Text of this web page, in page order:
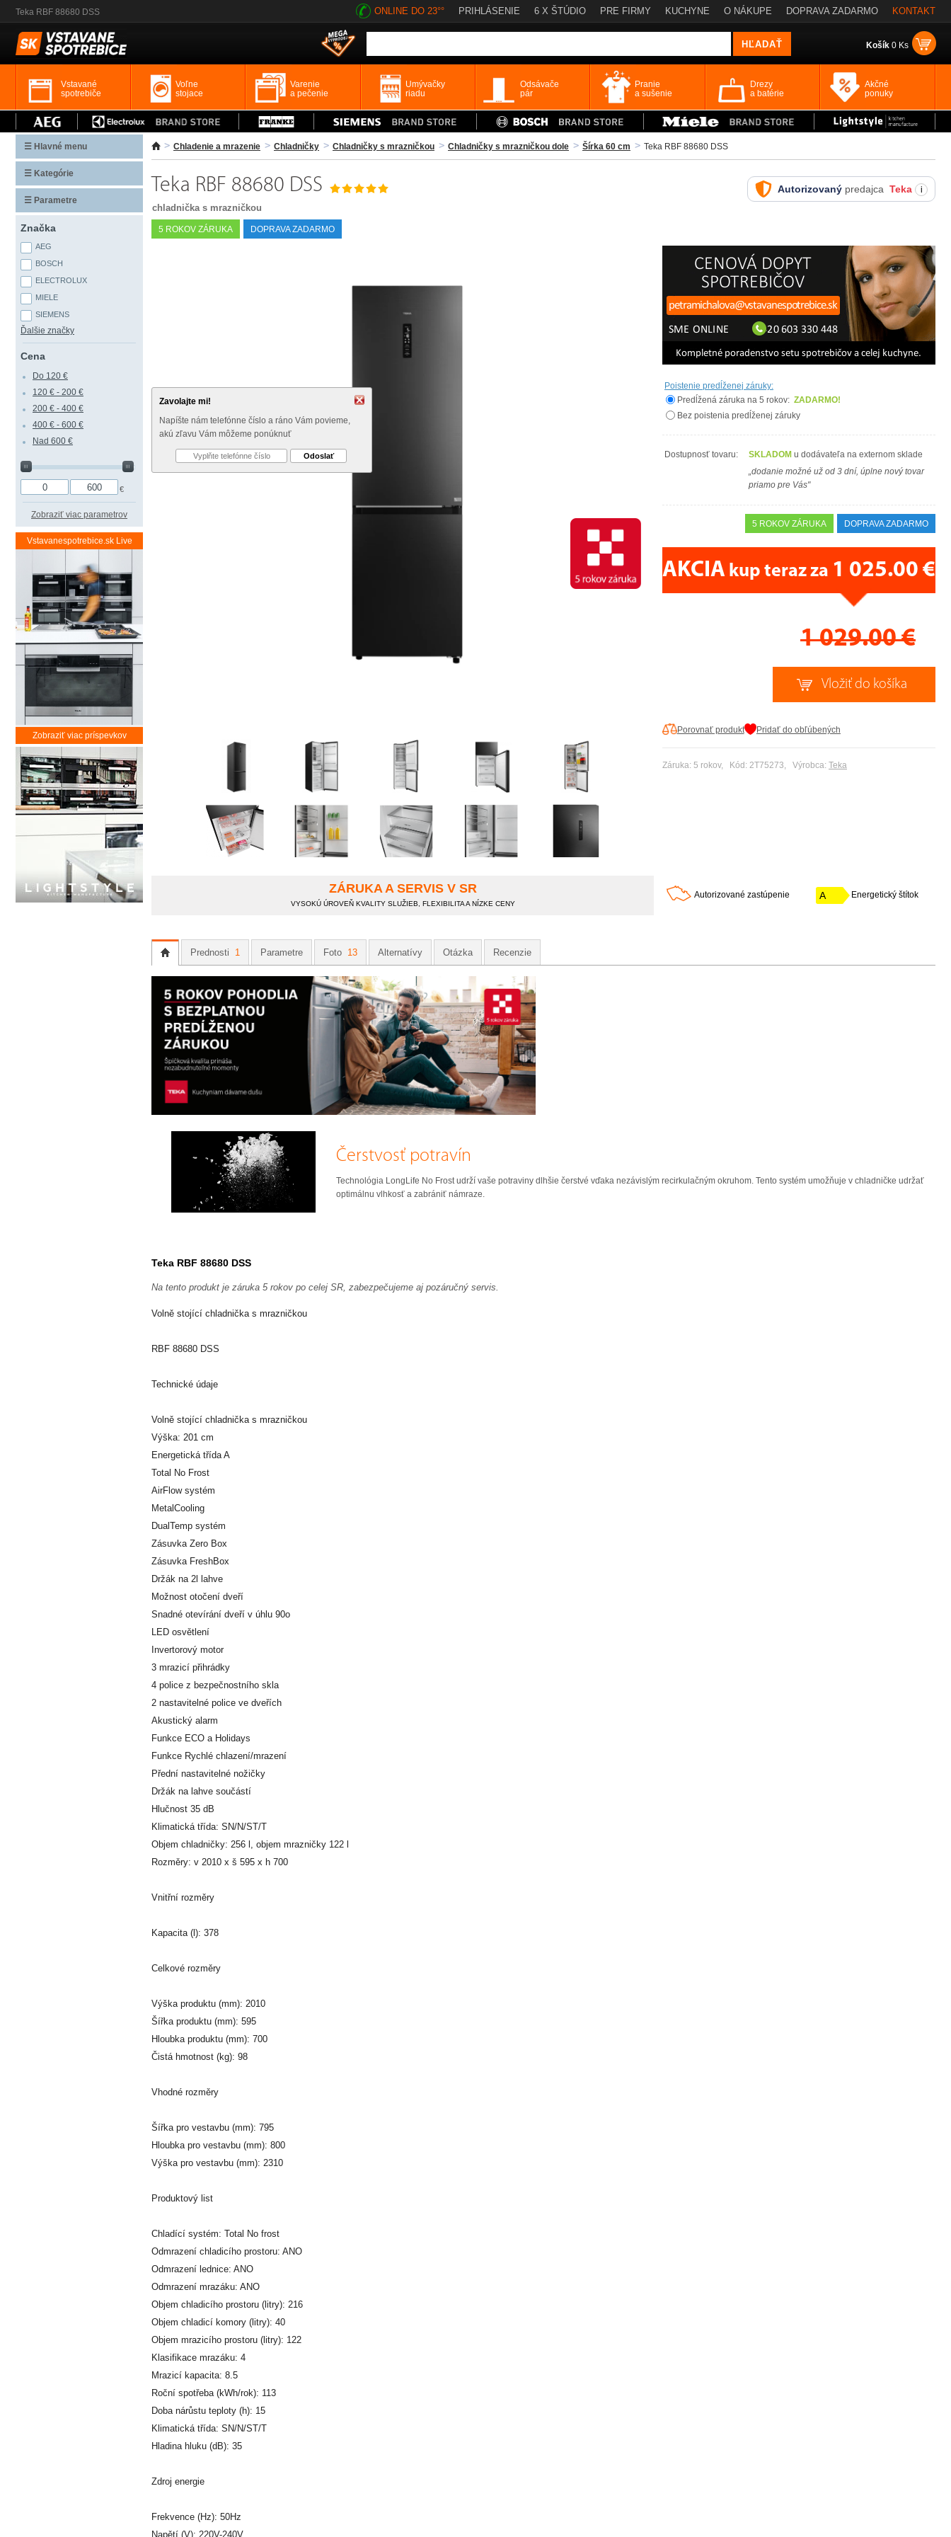
Teka RBF 88680 DSS ONLINE DO 23°° PRIHLÁSENIE 6 X ŠTÚDIO PRE FIRMY KUCHYNE O NÁKUPE DOPRAVA ZADARMO KONTAKT
Košík0 Ks
Vstavané
spotrebiče
Voľne
stojace
Varenie
a pečenie
Umývačky
riadu
Odsávače
pár
Pranie
a sušenie
Drezy
a batérie
Akčné
ponuky
Chladenie a mrazenie Chladničky Chladničky s mrazničkou Chladničky s mrazničkou dole Šírka 60 cm Teka RBF 88680 DSS
Teka RBF 88680 DSS
chladnička s mrazničkou
5 ROKOV ZÁRUKA DOPRAVA ZADARMO
Autorizovaný predajca Teka i
Zavolajte mi!
Napíšte nám telefónne číslo a ráno Vám povieme,
akú zľavu Vám môžeme ponúknuť
Poistenie predĺženej záruky:
Predĺžená záruka na 5 rokov: ZADARMO!
Bez poistenia predĺženej záruky
Dostupnosť tovaru: SKLADOM u dodávateľa na externom sklade
„dodanie možné už od 3 dní, úplne nový tovar
priamo pre Vás"
5 ROKOV ZÁRUKA DOPRAVA ZADARMO
AKCIA kup teraz za 1 025.00 €
1 029.00€
Porovnať produkt Pridať do obľúbených
Záruka: 5 rokov, Kód: 2T75273, Výrobca: Teka
ZÁRUKA A SERVIS V SR
VYSOKÚ ÚROVEŇ KVALITY SLUŽIEB, FLEXIBILITA A NÍZKE CENY
Autorizované zastúpenie A Energetický štítok
Prednosti 1 Parametre Foto 13 Alternatívy Otázka Recenzie
Čerstvosť potravín
Technológia LongLife No Frost udrží vaše potraviny dlhšie čerstvé vďaka nezávislým recirkulačným okruhom. Tento systém umožňuje v chladničke udržať
optimálnu vlhkosť a zabrániť námraze.
Teka RBF 88680 DSS
Na tento produkt je záruka 5 rokov po celej SR, zabezpečujeme aj pozáručný servis.
Volně stojící chladnička s mrazničkou
RBF 88680 DSS
Technické údaje
Volně stojící chladnička s mrazničkou
Výška: 201 cm
Energetická třída A
Total No Frost
AirFlow systém
MetalCooling
DualTemp systém
Zásuvka Zero Box
Zásuvka FreshBox
Držák na 2l lahve
Možnost otočení dveří
Snadné otevírání dveří v úhlu 90o
LED osvětlení
Invertorový motor
3 mrazicí přihrádky
4 police z bezpečnostního skla
2 nastavitelné police ve dveřích
Akustický alarm
Funkce ECO a Holidays
Funkce Rychlé chlazení/mrazení
Přední nastavitelné nožičky
Držák na lahve součástí
Hlučnost 35 dB
Klimatická třída: SN/N/ST/T
Objem chladničky: 256 l, objem mrazničky 122 l
Rozměry: v 2010 x š 595 x h 700
Vnitřní rozměry
Kapacita (l): 378
Celkové rozměry
Výška produktu (mm): 2010
Šířka produktu (mm): 595
Hloubka produktu (mm): 700
Čistá hmotnost (kg): 98
Vhodné rozměry
Šířka pro vestavbu (mm): 795
Hloubka pro vestavbu (mm): 800
Výška pro vestavbu (mm): 2310
Produktový list
Chladící systém: Total No frost
Odmrazení chladicího prostoru: ANO
Odmrazení lednice: ANO
Odmrazení mrazáku: ANO
Objem chladicího prostoru (litry): 216
Objem chladicí komory (litry): 40
Objem mrazicího prostoru (litry): 122
Klasifikace mrazáku: 4
Mrazicí kapacita: 8.5
Roční spotřeba (kWh/rok): 113
Doba nárůstu teploty (h): 15
Klimatická třída: SN/N/ST/T
Hladina hluku (dB): 35
Zdroj energie
Frekvence (Hz): 50Hz
Napětí (V): 220V-240V
☰ Hlavné menu
☰ Kategórie
☰ Parametre
Značka
AEG
BOSCH
ELECTROLUX
MIELE
SIEMENS
Ďalšie značky
Cena
Do 120 €
120 € - 200 €
200 € - 400 €
400 € - 600 €
Nad 600 €
€
Zobraziť viac parametrov
Vstavanespotrebice.sk Live
Zobraziť viac príspevkov